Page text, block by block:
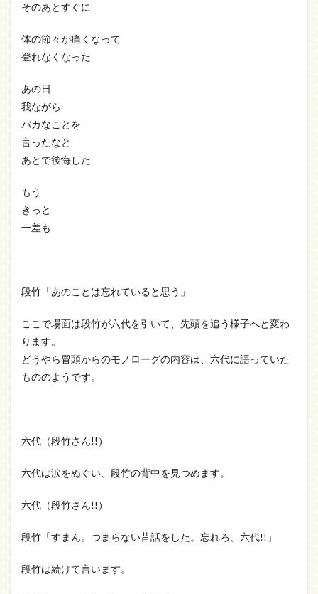
そのあとすぐに
体の節々が痛くなって
登れなくなった
あの日
我ながら
バカなことを
言ったなと
あとで後悔した
もう
きっと
一差も
段竹「あのことは忘れていると思う」
ここで場面は段竹が六代を引いて、先頭を追う様子へと変わ
ります。
どうやら冒頭からのモノローグの内容は、六代に語っていた
もののようです。
六代（段竹さん!!）
六代は涙をぬぐい、段竹の背中を見つめます。
六代（段竹さん!!）
段竹「すまん。つまらない昔話をした。忘れろ、六代!!」
段竹は続けて言います。